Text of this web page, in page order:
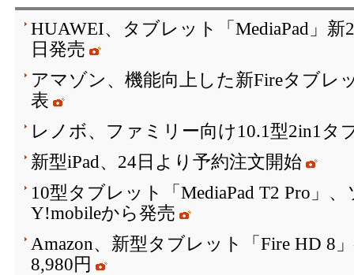
HUAWEI、タブレット「MediaPad」
日発売
アマゾン、機能向上した新Fireタブレ
表
レノボ、ファミリー向け10.1型2in1タ
新型iPad、24日より予約注文開始
10型タブレット「MediaPad T2 Pro」
Y!mobileから発売
Amazon、新型タブレット「Fire HD 8
8,980円